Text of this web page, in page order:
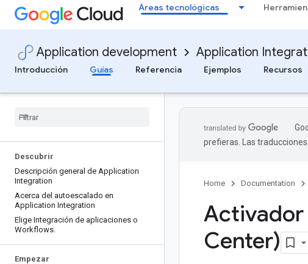
Áreas tecnológicas
Application development Application
Introducción
Guías Referencia Ejemplos Recursos
Descubrir
Descripción general de Application
Integration
Acerca del autoescalado en
Application Integration
Elige Integración de aplicaciones o
Workflows.
Empezar
prefieras. Las
Home Documentation
Activador
Center)